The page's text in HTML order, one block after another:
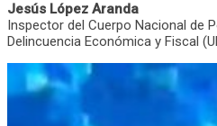
Jesús López Aranda
Inspector del Cuerpo Nacional de
Delincuencia Económica y Fiscal